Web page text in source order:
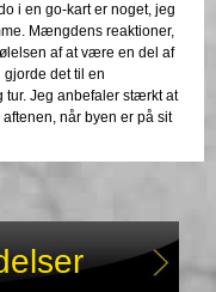
i en go-kart er noget, jeg
Mængdens reaktioner,
af at være en del af
gjorde det til en
tur. Jeg anbefaler stærkt at
når byen er på sit